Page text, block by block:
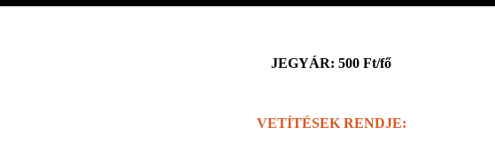
JEGYÁR: 500 Ft/fő
VETÍTÉSEK RENDJE: